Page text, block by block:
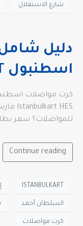
شارع الاستقلال
دليل
اسطنبول ISTANBUL KART
للمواصلات؟ سعر
Continue reading
ISTANBULKART
السلطان أحمد
كرت مواصلات